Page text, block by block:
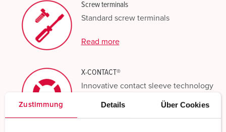
Zustimmung Details Über Cookies
Screw terminals
Standard screw terminals
Read more
X-CONTACT®
Innovative contact sleeve technology
Read more